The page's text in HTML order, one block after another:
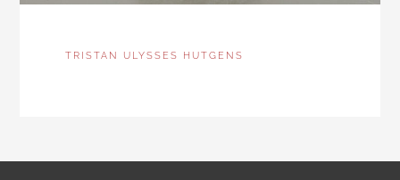
TRISTAN ULYSSES HUTGENS